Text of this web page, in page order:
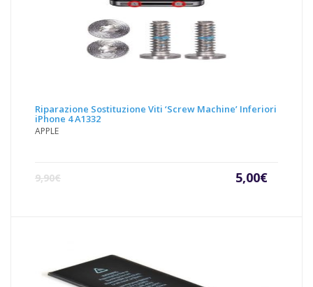
Riparazione Sostituzione Viti ‘Screw Machine’ Inferiori
iPhone 4 A1332
APPLE
9,90€ 5,00€
Il